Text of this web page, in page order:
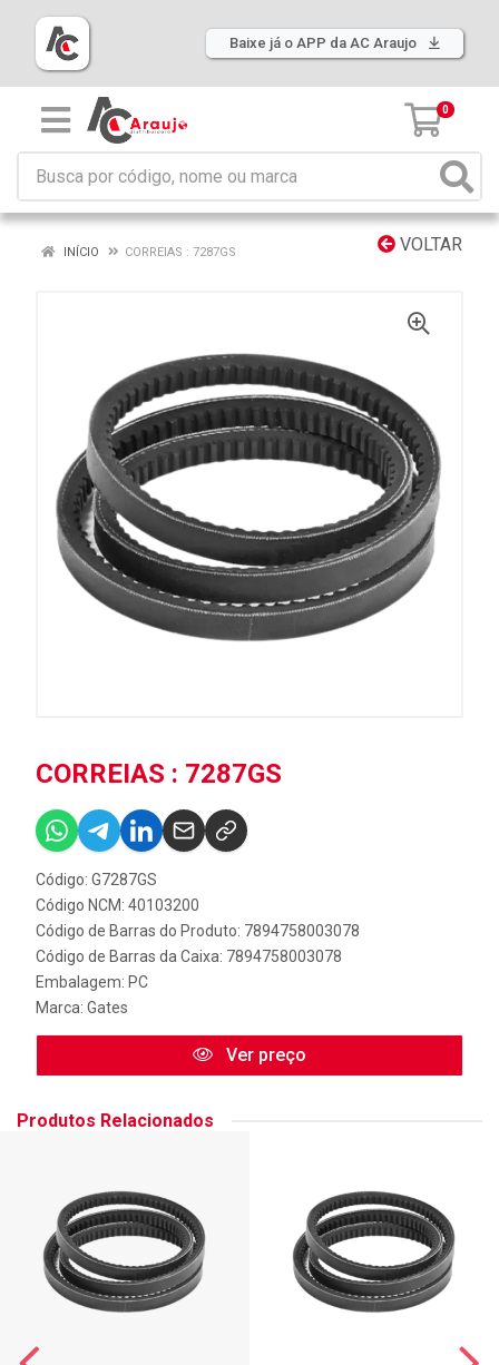
Baixe já o APP da AC Araujo
0
VOLTAR
INÍCIO CORREIAS : 7287GS
CORREIAS : 7287GS
Código: G7287GS
Código NCM: 40103200
Código de Barras do Produto: 7894758003078
Código de Barras da Caixa: 7894758003078
Embalagem: PC
Marca: Gates
Ver preço
Produtos Relacionados